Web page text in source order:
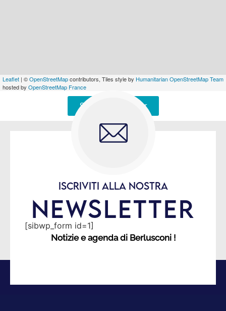
Leaflet | ©OpenStreetMapcontributors, Tiles style by Humanitarian OpenStreetMap Team
hosted by OpenStreetMap France
Signaler une erreur
ISCRIVITI ALLA NOSTRA
NEWSLETTER
[sibwp_form id=1]
Notizie e agenda di Berlusconi !